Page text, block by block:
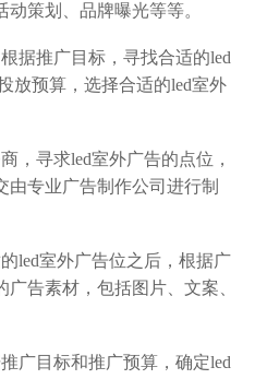
策划、品牌曝光等等。
据推广目标，寻找合适的led
放预算，选择合适的led室外
，寻求led室外广告的点位，
由专业广告制作公司进行制
led室外广告位之后，根据广
告素材，包括图片、文案、
广目标和推广预算，确定led